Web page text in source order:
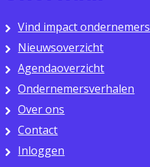
Vind impact ondernemers
Nieuwsoverzicht
Agendaoverzicht
Ondernemersverhalen
Over ons
Contact
Inloggen